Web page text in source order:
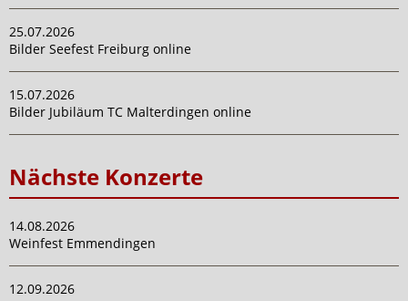
25.07.2026
Bilder Seefest Freiburg online
15.07.2026
Bilder Jubiläum TC Malterdingen online
Nächste Konzerte
14.08.2026
Weinfest Emmendingen
12.09.2026